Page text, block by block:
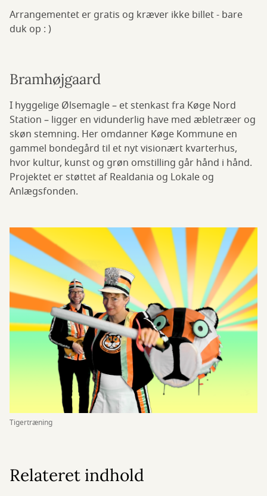
Arrangementet er gratis og kræver ikke billet - bare
duk op : )
Bramhøjgaard
I hyggelige Ølsemagle – et stenkast fra Køge Nord
Station – ligger en vidunderlig have med æbletræer og
skøn stemning. Her omdanner Køge Kommune en
gammel bondegård til et nyt visionært kvarter­hus,
hvor kultur, kunst og grøn omstilling går hånd i hånd.
Projektet er støttet af Realdania og Lokale og
Anlægsfonden.
Tigertræning
Relateret indhold